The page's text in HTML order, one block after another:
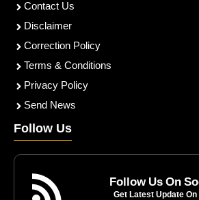
Contact Us
Disclaimer
Correction Policy
Terms & Conditions
Privacy Policy
Send News
Follow Us
Follow Us On
Get Latest Update